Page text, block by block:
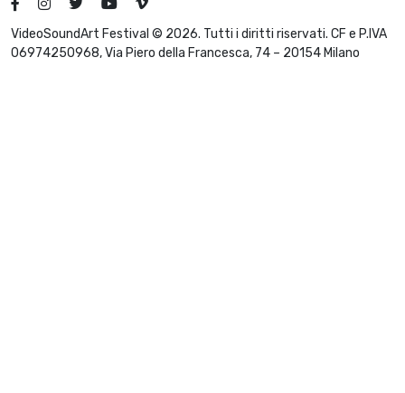
VideoSoundArt Festival © 2026. Tutti i diritti riservati. CF e P.IVA
06974250968, Via Piero della Francesca, 74 – 20154 Milano